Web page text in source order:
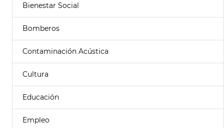
Bienestar Social
Bomberos
Contaminación Acústica
Cultura
Educación
Empleo